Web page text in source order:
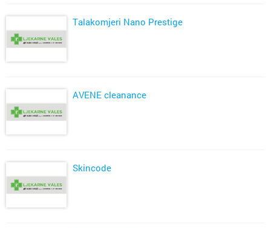
Talakomjeri Nano Prestige
AVENE cleanance
Skincode